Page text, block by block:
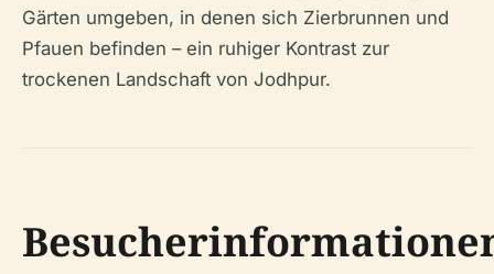
Gärten umgeben, in denen sich Zierbrunnen und
Pfauen befinden – ein ruhiger Kontrast zur
trockenen Landschaft von Jodhpur.